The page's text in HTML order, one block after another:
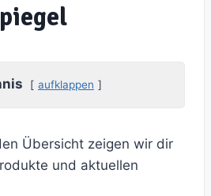
aufklappen
Übersicht zeigen wir dir
und aktuellen